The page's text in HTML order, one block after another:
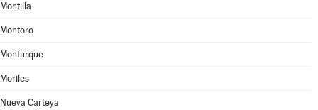
Montilla
Montoro
Monturque
Moriles
Nueva Carteya